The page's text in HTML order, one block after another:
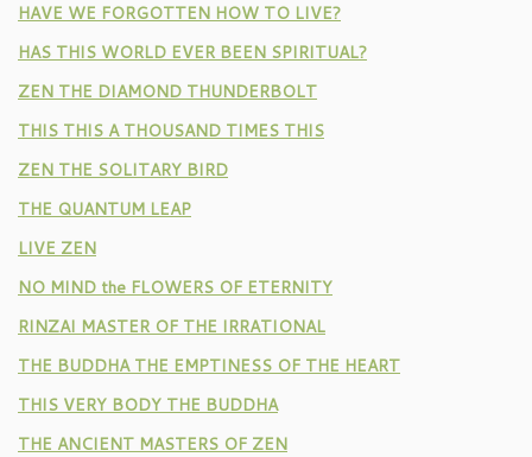
HAVE WE FORGOTTEN HOW TO LIVE?
HAS THIS WORLD EVER BEEN SPIRITUAL?
ZEN THE DIAMOND THUNDERBOLT
THIS THIS A THOUSAND TIMES THIS
ZEN THE SOLITARY BIRD
THE QUANTUM LEAP
LIVE ZEN
NO MIND the FLOWERS OF ETERNITY
RINZAI MASTER OF THE IRRATIONAL
THE BUDDHA THE EMPTINESS OF THE HEART
THIS VERY BODY THE BUDDHA
THE ANCIENT MASTERS OF ZEN